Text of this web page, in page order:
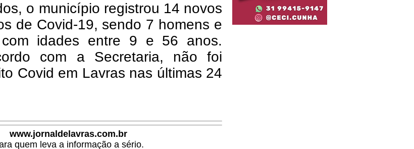
o município registrou 14 novos
de Covid-19, sendo 7 homens e
idades entre 9 e 56 anos.
com a Secretaria, não foi
Covid em Lavras nas últimas 24
www.jornaldelavras.com.br
quem leva a informação a sério.